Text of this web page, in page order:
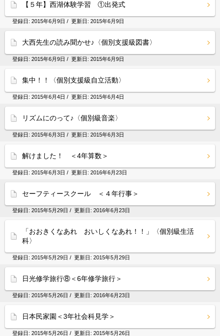
【５年】西湖体験学習 ①出発式
登録日: 2015年6月9日 / 更新日: 2015年6月9日
大西先生の読み聞かせ♪〈個別支援級図書〉
登録日: 2015年6月9日 / 更新日: 2015年6月9日
集中！！〈個別支援級自立活動〉
登録日: 2015年6月4日 / 更新日: 2015年6月4日
リズムにのって♪〈個別級音楽〉
登録日: 2015年6月3日 / 更新日: 2015年6月3日
解けました！ ＜4年算数＞
登録日: 2015年6月3日 / 更新日: 2016年6月23日
セーフティースクール ＜４年行事＞
登録日: 2015年5月29日 / 更新日: 2016年6月23日
「おおきくなあれ おいしくなあれ！！」〈個別級生活
科〉
登録日: 2015年5月29日 / 更新日: 2015年5月29日
日光修学旅行⑧＜6年修学旅行＞
登録日: 2015年5月26日 / 更新日: 2016年6月23日
日本民家園＜3年社会科見学＞
登録日: 2015年5月26日 / 更新日: 2015年5月26日